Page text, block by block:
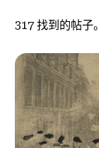
参与其中
317 找到的帖子。